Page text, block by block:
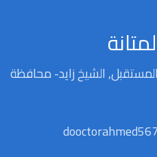
الشيخ زايد- محافظة